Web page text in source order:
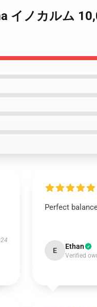
イノカルム
Perfect
E Ethan
Verified